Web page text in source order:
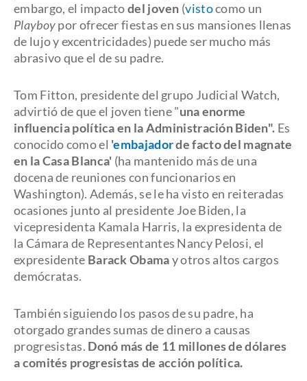
embargo, el impactodel joven (vistocomo un
Playboypor ofrecer fiestas en sus mansiones llenas
de lujo y excentricidades) puede ser mucho más
abrasivo que el de su padre.
Tom Fitton, presidente del grupo Judicial Watch,
advirtió de que el joven tiene "una enorme
influencia política en la Administración Biden". Es
conocido como el 'embajadorde facto del magnate
en la Casa Blanca' (ha mantenido más de una
docena de reuniones con funcionarios en
Washington). Además, se le ha visto en reiteradas
ocasiones junto al presidente Joe Biden, la
vicepresidenta Kamala Harris, la expresidenta de
la Cámara de Representantes Nancy Pelosi, el
expresidente Barack Obamay otros altos cargos
demócratas.
También siguiendo los pasos de su padre, ha
otorgado grandes sumas de dinero a causas
progresistas. Donó más de 11 millones de dólares
a comités progresistas de acción política.